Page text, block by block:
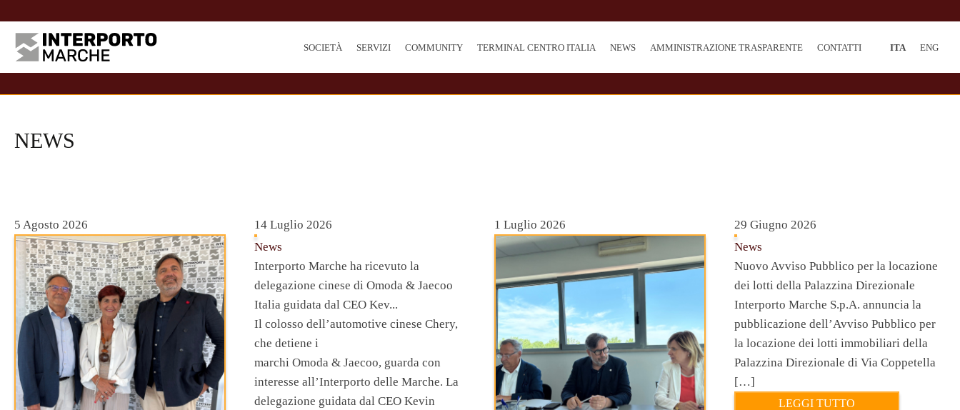
SOCIETÀ SERVIZI COMMUNITY TERMINAL CENTRO ITALIA NEWS AMMINISTRAZIONE TRASPARENTE CONTATTI ITA ENG
NEWS
5 Agosto 2026
14 Luglio 2026
News
Interporto Marche ha ricevuto la
delegazione cinese di Omoda & Jaecoo
Italia guidata dal CEO Kev...
Il colosso dell’automotive cinese Chery,
che detiene i
marchi Omoda & Jaecoo, guarda con
interesse all’Interporto delle Marche. La
delegazione guidata dal CEO Kevin
1 Luglio 2026
29 Giugno 2026
News
Nuovo Avviso Pubblico per la locazione
dei lotti della Palazzina Direzionale
Interporto Marche S.p.A. annuncia la
pubblicazione dell’Avviso Pubblico per
la locazione dei lotti immobiliari della
Palazzina Direzionale di Via Coppetella
[…]
LEGGI TUTTO